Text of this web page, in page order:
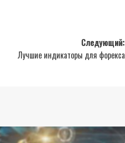
Следующий:
Лучшие индикаторы для форекса